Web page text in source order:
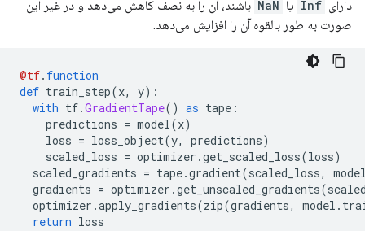
دارای Inf یا NaN باشند، آن را به نصف کاهش می‌دهد و در غیر این
صورت به طور بالقوه آن را افزایش می‌دهد.
@tf. function
def train_step(x, y):
with tf.GradientTape() as tape :
predictions = model(x)
loss = loss_object(y, predictions)
scaled_loss = optimizer .get_scaled_loss(loss)
scaled_gradients = tape.gradient(scaled_loss,
gradients = optimizer .get_unscaled_gradients(
optimizer .apply_gradients(zip(gradients, model .
return loss